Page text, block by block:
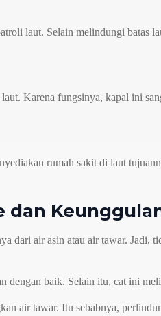
laut. Selain melindungi batas
Karena fungsinya, kapal ini
rumah sakit di laut
dan
dari air asin atau air tawar. Jadi,
baik. Selain itu, cat ini
air tawar. Itu sebabnya,